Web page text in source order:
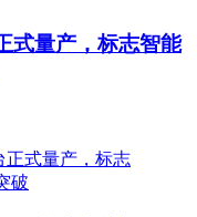
式量产，标志智能